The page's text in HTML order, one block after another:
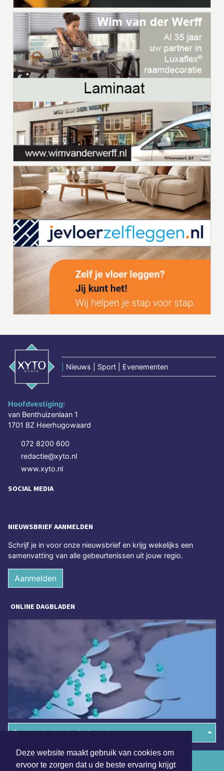
Deze website maakt gebruik van cookies om
ervoor te zorgen dat u de beste ervaring krijgt
Nieuws | Sport | Evenementen
Hoofdvestiging:
van Benthuizenlaan 1
1701 BZ Heerhugowaard
072 8200 600
redactie@xyto.nl
www.xyto.nl
SOCIAL MEDIA
NIEUWSBRIEF AANMELDEN
Schrijf je in voor onze nieuwsbrief en krijg wekelijks een
samenvatting van alle gebeurtenissen uit jouw regio.
Aanmelden
ONLINE DAGBLADEN
Overige dagbladen in de regio
Algemene voorwaarden